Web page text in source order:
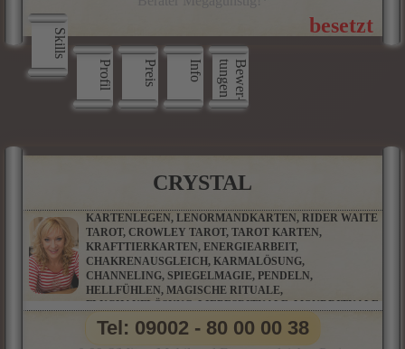
Skills
Profil
Preis Info B
e
w
e
r
­
t
u
n
g
e
n
CRYSTAL
KARTENLEGEN, LENORMANDKARTEN, RIDER WAITE
TAROT, CROWLEY TAROT, TAROT KARTEN,
KRAFTTIERKARTEN, ENERGIEARBEIT,
CHAKRENAUSGLEICH, KARMALÖSUNG,
CHANNELING, SPIEGELMAGIE, PENDELN,
HELLFÜHLEN, MAGISCHE RITUALE,
FLUCHAUFLÖSUNG, LIEBESRITUALE, MONDRITUALE,
SCHUTZRITUALE, TRAUMDEUTUNG,
PARTNERBERATUNG
Tel: 09002 - 80 00 00 38